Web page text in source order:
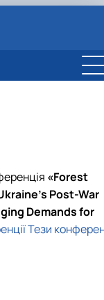
та
У…
«Forest
Post-War
Demands for
Тези